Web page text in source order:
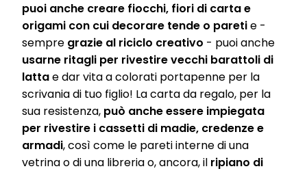
puoi anche creare fiocchi, fiori di carta e
origami con cui decorare tende o paretie -
sempre grazie al riciclo creativo - puoi anche
usarne ritagli per rivestire vecchi barattoli di
lattae dar vita a colorati portapenne per la
scrivania di tuo figlio! La carta da regalo, per la
sua resistenza, può anche essere impiegata
per rivestire i cassetti di madie, credenze e
armadi, così come le pareti interne di una
vetrina o di una libreria o, ancora, il ripiano di